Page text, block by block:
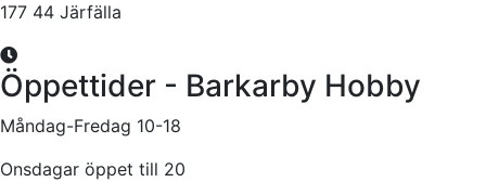
177 44 Järfälla
Öppettider - Barkarby Hobby
Måndag-Fredag 10-18
Onsdagar öppet till 20